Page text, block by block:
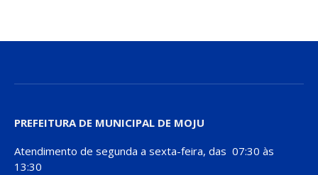
PREFEITURA DE MUNICIPAL DE MOJU
Atendimento de segunda a sexta-feira, das 07:30 às
13:30